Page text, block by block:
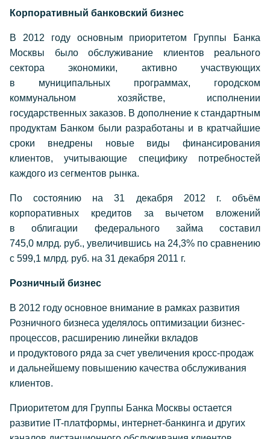
Корпоративный банковский бизнес
В 2012 году основным приоритетом Группы Банка
Москвы было обслуживание клиентов реального
сектора экономики, активно участвующих
в муниципальных программах, городском
коммунальном хозяйстве, исполнении
государственных заказов. В дополнение к стандартным
продуктам Банком были разработаны и в кратчайшие
сроки внедрены новые виды финансирования
клиентов, учитывающие специфику потребностей
каждого из сегментов рынка.
По состоянию на 31 декабря 2012 г. объём
корпоративных кредитов за вычетом вложений
в облигации федерального займа составил
745,0 млрд. руб., увеличившись на 24,3% по сравнению
с 599,1 млрд. руб. на 31 декабря 2011 г.
Розничный бизнес
В 2012 году основное внимание в рамках развития
Розничного бизнеса уделялось оптимизации бизнес-
процессов, расширению линейки вкладов
и продуктового ряда за счет увеличения кросс-продаж
и дальнейшему повышению качества обслуживания
клиентов.
Приоритетом для Группы Банка Москвы остается
развитие IT-платформы, интернет-банкинга и других